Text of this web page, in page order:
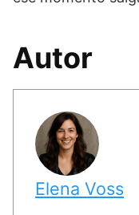
Autor
Elena Voss